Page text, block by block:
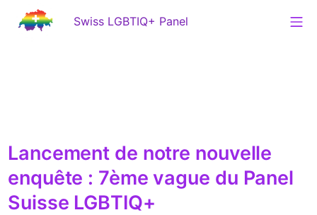
Swiss LGBTIQ+ Panel
Lancement de notre nouvelle
enquête : 7ème vague du Panel
Suisse LGBTIQ+